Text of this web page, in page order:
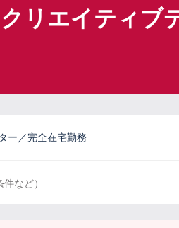
リエイティブ
ー／完全在宅勤務
など）